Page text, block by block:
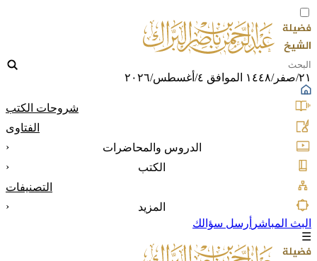
٢١/صفر/١٤٤٨ الموافق ٤/أغسطس/٢٠٢٦
شروحات الكتب
الفتاوى
الدروس والمحاضرات
‹
الكتب
‹
التصنيفات
المزيد
‹
البث المباشر أرسل سؤالك
☰